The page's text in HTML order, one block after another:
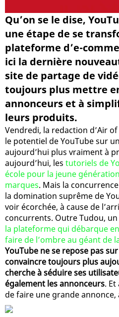
Qu’on se le dise,
une étape de se
plateforme d’e-
ici la dernière
site de partage de
toujours plus mettre
annonceurs et à
leurs produits.
Vendredi, la redaction d’Air
le potentiel de YouTube sur
aujourd’hui plus vraiment à
aujourd’hui, les tutoriels de
école pour la jeune
marques. Mais la
la domination suprême de
voir écorchée, à cause de
concurrents. Outre Tudou, un
la plateforme qui débarque
faire de l’ombre au géant de
YouTube ne se repose pas
convaincre toujours plus
cherche à séduire ses
également les annonceurs.
de faire une grande